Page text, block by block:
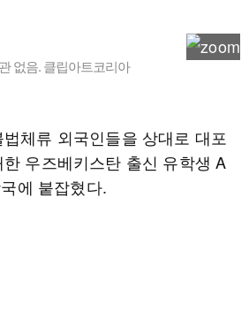
없음. 클립아트코리아
체류 외국인들을 상대로 대포
우즈베키스탄 출신 유학생 A
에 붙잡혔다.